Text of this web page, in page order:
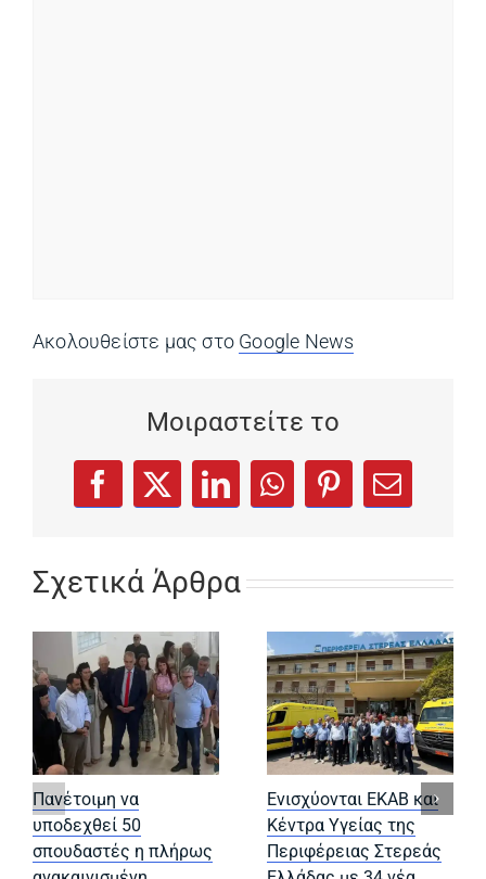
Ακολουθείστε μας στο Google News
Μοιραστείτε το
Facebook
(opens in a new tab)
X
(opens in a new tab)
LinkedIn
(opens in a new tab)
WhatsApp
(opens in a new tab)
Pinterest
(opens in a
Email
Σχετικά Άρθρα
Πανέτοιμη να
υποδεχθεί 50
σπουδαστές η πλήρως
Ενισχύονται ΕΚΑΒ και
Κέντρα Υγείας της
Περιφέρειας Στερεάς